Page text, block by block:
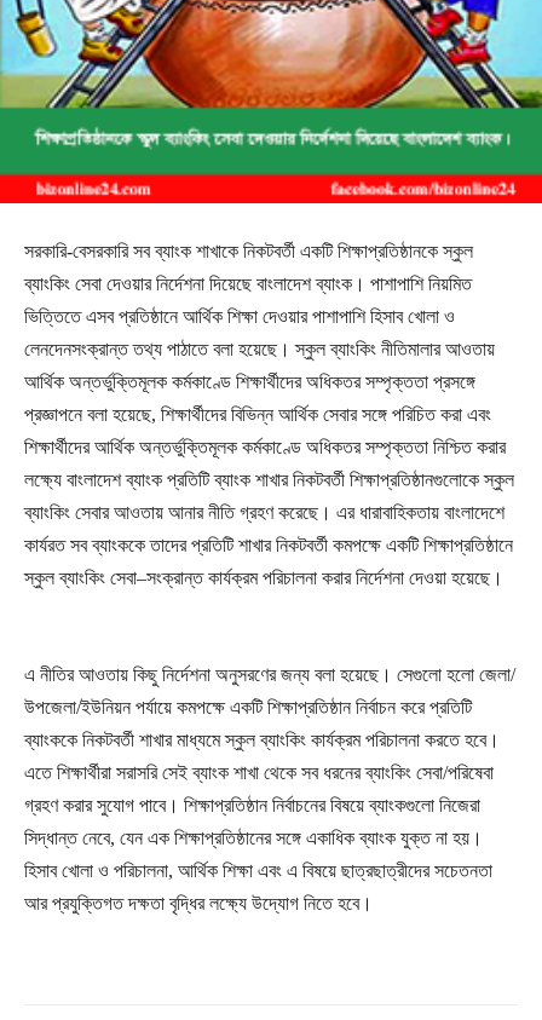
সরকারি-বেসরকারি সব ব্যাংক শাখাকে নিকটবর্তী একটি শিক্ষাপ্রতিষ্ঠানকে স্কুল
ব্যাংকিং সেবা দেওয়ার নির্দেশনা দিয়েছে বাংলাদেশ ব্যাংক। পাশাপাশি নিয়মিত
ভিত্তিতে এসব প্রতিষ্ঠানে আর্থিক শিক্ষা দেওয়ার পাশাপাশি হিসাব খোলা ও
লেনদেনসংক্রান্ত তথ্য পাঠাতে বলা হয়েছে। স্কুল ব্যাংকিং নীতিমালার আওতায়
আর্থিক অন্তর্ভুক্তিমূলক কর্মকাণ্ডে শিক্ষার্থীদের অধিকতর সম্পৃক্ততা প্রসঙ্গে
প্রজ্ঞাপনে বলা হয়েছে, শিক্ষার্থীদের বিভিন্ন আর্থিক সেবার সঙ্গে পরিচিত করা এবং
শিক্ষার্থীদের আর্থিক অন্তর্ভুক্তিমূলক কর্মকাণ্ডে অধিকতর সম্পৃক্ততা নিশ্চিত করার
লক্ষ্যে বাংলাদেশ ব্যাংক প্রতিটি ব্যাংক শাখার নিকটবর্তী শিক্ষাপ্রতিষ্ঠানগুলোকে স্কুল
ব্যাংকিং সেবার আওতায় আনার নীতি গ্রহণ করেছে। এর ধারাবাহিকতায় বাংলাদেশে
কার্যরত সব ব্যাংককে তাদের প্রতিটি শাখার নিকটবর্তী কমপক্ষে একটি শিক্ষাপ্রতিষ্ঠানে
স্কুল ব্যাংকিং সেবা–সংক্রান্ত কার্যক্রম পরিচালনা করার নির্দেশনা দেওয়া হয়েছে।
এ নীতির আওতায় কিছু নির্দেশনা অনুসরণের জন্য বলা হয়েছে। সেগুলো হলো জেলা/
উপজেলা/ইউনিয়ন পর্যায়ে কমপক্ষে একটি শিক্ষাপ্রতিষ্ঠান নির্বাচন করে প্রতিটি
ব্যাংককে নিকটবর্তী শাখার মাধ্যমে স্কুল ব্যাংকিং কার্যক্রম পরিচালনা করতে হবে।
এতে শিক্ষার্থীরা সরাসরি সেই ব্যাংক শাখা থেকে সব ধরনের ব্যাংকিং সেবা/পরিষেবা
গ্রহণ করার সুযোগ পাবে। শিক্ষাপ্রতিষ্ঠান নির্বাচনের বিষয়ে ব্যাংকগুলো নিজেরা
সিদ্ধান্ত নেবে, যেন এক শিক্ষাপ্রতিষ্ঠানের সঙ্গে একাধিক ব্যাংক যুক্ত না হয়।
হিসাব খোলা ও পরিচালনা, আর্থিক শিক্ষা এবং এ বিষয়ে ছাত্রছাত্রীদের সচেতনতা
আর প্রযুক্তিগত দক্ষতা বৃদ্ধির লক্ষ্যে উদ্যোগ নিতে হবে।